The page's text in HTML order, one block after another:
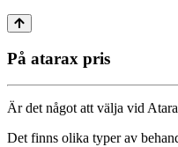
På atarax pris
Är det något att välja vid
Det finns olika typer av